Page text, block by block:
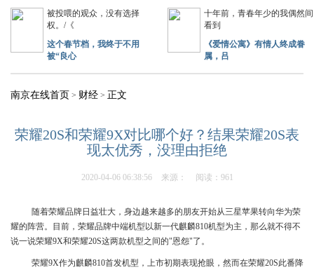
被投喂的观众，没有选择
权。/《
这个春节档，我终于不用
被“良心
十年前，青春年少的我偶然间
看到
《爱情公寓》有情人终成眷
属，吕
南京在线首页 > 财经 > 正文
荣耀20S和荣耀9X对比哪个好？结果荣耀20S表
现太优秀，没理由拒绝
2020-04-06 06:38:56 来源： 阅读：961
随着荣耀品牌日益壮大，身边越来越多的朋友开始从三星苹果转向华为荣
耀的阵营。目前，荣耀品牌中端机型以新一代麒麟810机型为主，那么就不得不
说一说荣耀9X和荣耀20S这两款机型之间的"恩怨"了。
荣耀9X作为麒麟810首发机型，上市初期表现抢眼，然而在荣耀20S此番降